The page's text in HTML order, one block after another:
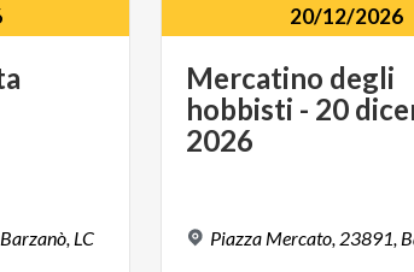
Barzanò, LC
20/12/2026
Mercatino degli
hobbisti - 20
2026
Piazza Mercato, 23891,